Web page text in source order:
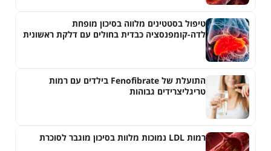
טיפול בסטטינים מלווה בסיכון מופחת
לדה-קומפנסציה כבדית בחולים עם דלקת ראשונית
התועלת של Fenofibrate בילדים עם רמות
טריגליצרידים גבוהות
רמות LDL נמוכות מלוות בסיכון מוגבר לסוכרת